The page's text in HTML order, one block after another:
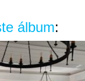
álbum: